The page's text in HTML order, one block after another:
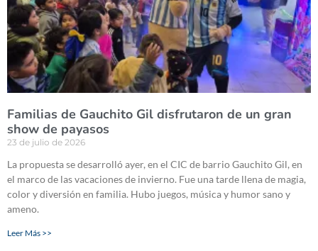
Familias de Gauchito Gil disfrutaron de un gran
show de payasos
23 de julio de 2026
La propuesta se desarrolló ayer, en el CIC de barrio Gauchito Gil, en
el marco de las vacaciones de invierno. Fue una tarde llena de magia,
color y diversión en familia. Hubo juegos, música y humor sano y
ameno.
Leer Más >>